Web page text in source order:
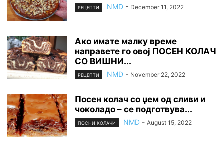
РЕЦЕПТИ NMD - December 11, 2022
Ако имате малку време
направете го овој ПОСЕН КОЛАЧ
СО ВИШНИ...
РЕЦЕПТИ NMD - November 22, 2022
Посен колач со џем од сливи и
чоколадо – се подготвува...
ПОСНИ КОЛАЧИ NMD - August 15, 2022